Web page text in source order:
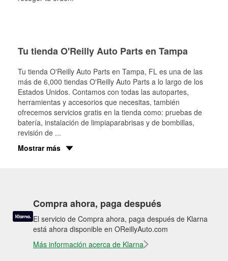
Tu tienda O'Reilly Auto Parts en Tampa
Tu tienda O'Reilly Auto Parts en Tampa, FL es una de las
más de 6,000 tiendas O'Reilly Auto Parts a lo largo de los
Estados Unidos. Contamos con todas las autopartes,
herramientas y accesorios que necesitas, también
ofrecemos servicios gratis en la tienda como: pruebas de
batería, instalación de limpiaparabrisas y de bombillas,
revisión de ...
Mostrar más
Compra ahora, paga después
El servicio de Compra ahora, paga después de Klarna
está ahora disponible en OReillyAuto.com
Más información acerca de Klarna